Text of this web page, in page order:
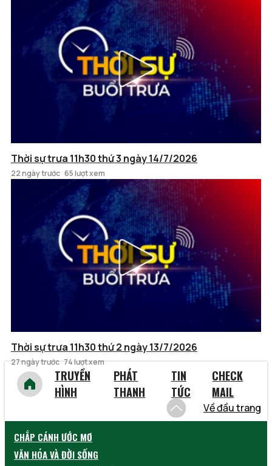
Thời sự trưa 11h30 thứ 3 ngày 14/7/2026
22 ngày trước 65 lượt xem
Thời sự trưa 11h30 thứ 2 ngày 13/7/2026
27 ngày trước 74 lượt xem
TRUYỀN
HÌNH
PHÁT
THANH
TIN
TỨC
CHECK
MAIL
Về đầu trang
CHẮP CÁNH ƯỚC MƠ
VĂN HÓA VÀ ĐỜI SỐNG